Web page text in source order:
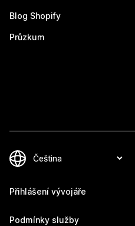
Blog Shopify
Průzkum
Přihlášení vývojáře
Podmínky služby